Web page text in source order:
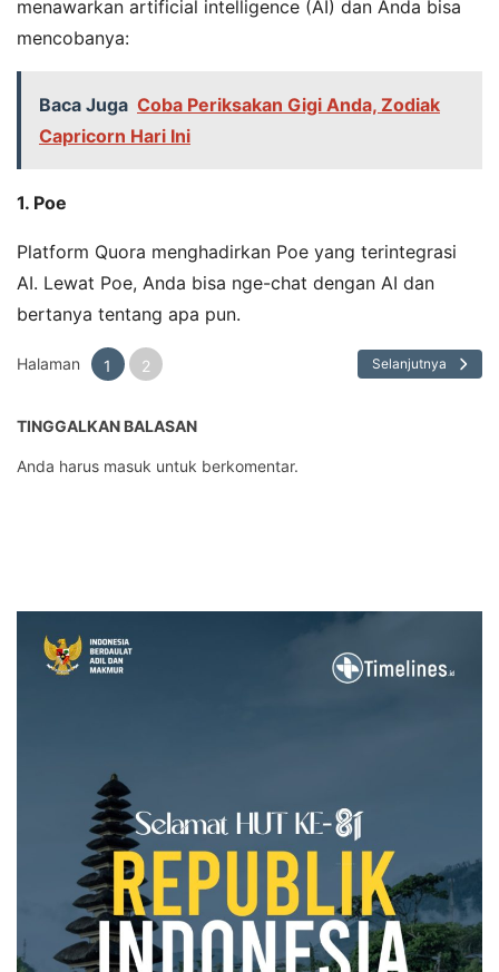
menawarkan artificial intelligence (AI) dan Anda bisa
mencobanya:
Baca Juga Coba Periksakan Gigi Anda, Zodiak
Capricorn Hari Ini
1. Poe
Platform Quora menghadirkan Poe yang terintegrasi
AI. Lewat Poe, Anda bisa nge-chat dengan AI dan
bertanya tentang apa pun.
Halaman 1 2 Selanjutnya
TINGGALKAN BALASAN
Anda harus masuk untuk berkomentar.